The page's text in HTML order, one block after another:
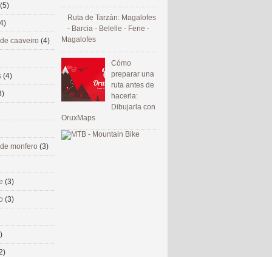
Ruta de Tarzán: Magalofes
- Barcia - Belelle - Fene -
Magalofes
Cómo
preparar una
ruta antes de
hacerla:
Dibujarla con
OruxMaps
(5)
caaveiro (4)
(4)
monfero (3)
(3)
(3)